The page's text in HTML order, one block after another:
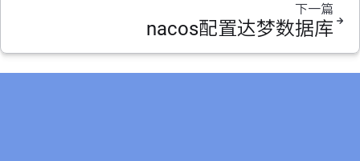
下一篇
nacos配置达梦数据库